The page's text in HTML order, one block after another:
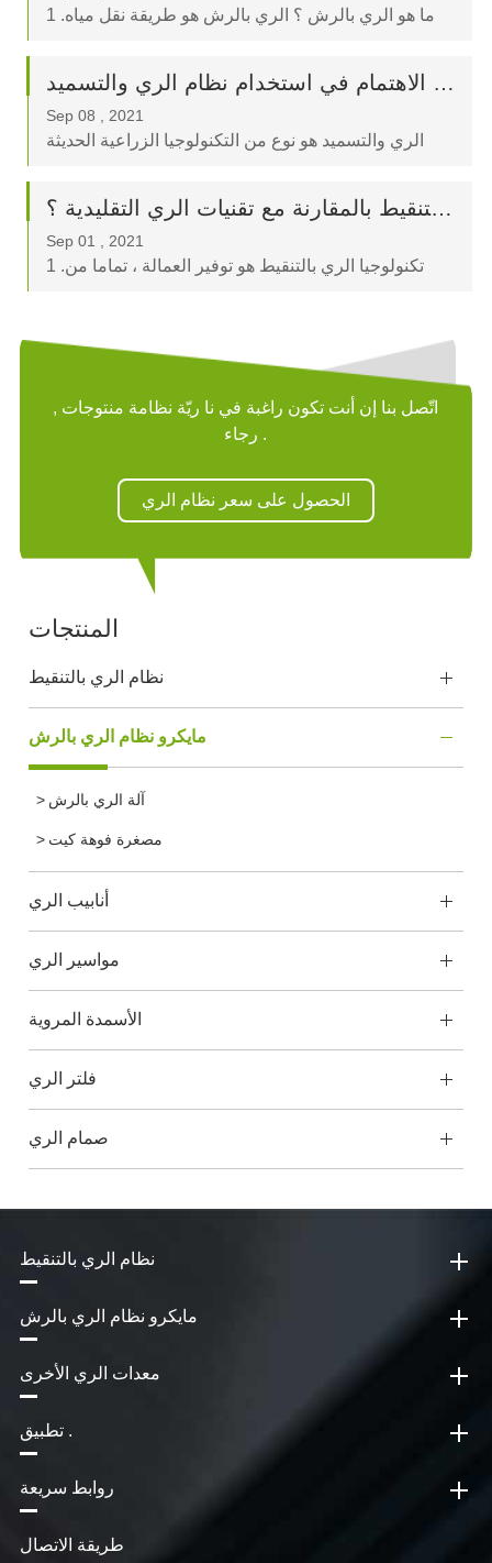
1 .ما هو الري بالرش ؟ الري بالرش هو طريقة نقل مياه
نقاط الاهتمام في استخدام نظام الري والتسميد
Sep 08 , 2021
الري والتسميد هو نوع من التكنولوجيا الزراعية الحديثة
.ليس فقط يمكن أن تزيد من الإنتاج ، ولكن أيضا يمكن أنما هي مزايا الري بالتنقيط بالمقارنة مع تقنيات الري التقليدية ؟
Sep 01 , 2021
1 .تكنولوجيا الري بالتنقيط هو توفير العمالة ، تماما من
اتّصل بنا إن أنت تكون راغبة في نا ريّة نظامة منتوجات ,
رجاء .
الحصول على سعر نظام الري
المنتجات
نظام الري بالتنقيط
مايكرو نظام الري بالرش
آلة الري بالرش
مصغرة فوهة كيت
أنابيب الري
مواسير الري
الأسمدة المروية
فلتر الري
صمام الري
نظام الري بالتنقيط
مايكرو نظام الري بالرش
معدات الري الأخرى
تطبيق .
روابط سريعة
طريقة الاتصال